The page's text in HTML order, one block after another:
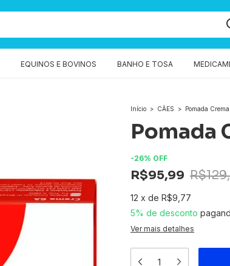
EQUINOS E BOVINOS BANHO E TOSA
Início > CÃES > Pomada
Pomada
-26% OFF
R$95,99
12 x de R$9,77
5% de desconto
Ver mais detalhes